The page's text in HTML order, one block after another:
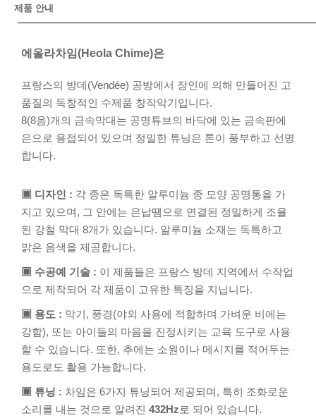
제품 안내
에올라차임(Heola Chime)은
프랑스의 방데(Vendée) 공방에서 장인에 의해 만들어진 고
품질의 독창적인 수제품 창작악기입니다.
8(8음)개의 금속막대는 공명튜브의 바닥에 있는 금속판에
은으로 용접되어 있으며 정밀한 튜닝은 톤이 풍부하고 선명
합니다.
▣ 디자인 : 각 종은 독특한 알루미늄 종 모양 공명통을 가
지고 있으며, 그 안에는 은납땜으로 연결된 정밀하게 조율
된 강철 막대 8개가 있습니다. 알루미늄 소재는 독특하고
맑은 음색을 제공합니다.
▣ 수공예 기술 : 이 제품들은 프랑스 방데 지역에서 수작업
으로 제작되어 각 제품이 고유한 특징을 지닙니다.
▣ 용도 : 악기, 풍경(야외 사용에 적합하며 가벼운 비에는
강함), 또는 아이들의 마음을 진정시키는 교육 도구로 사용
할 수 있습니다. 또한, 추에는 소원이나 메시지를 적어두는
용도로도 활용 가능합니다.
▣ 튜닝 : 차임은 6가지 튜닝되어 제공되며, 특히 조화로운
소리를 내는 것으로 알려진 432Hz로 되어 있습니다.